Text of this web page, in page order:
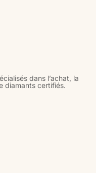
dans l’achat, la
diamants certifiés.